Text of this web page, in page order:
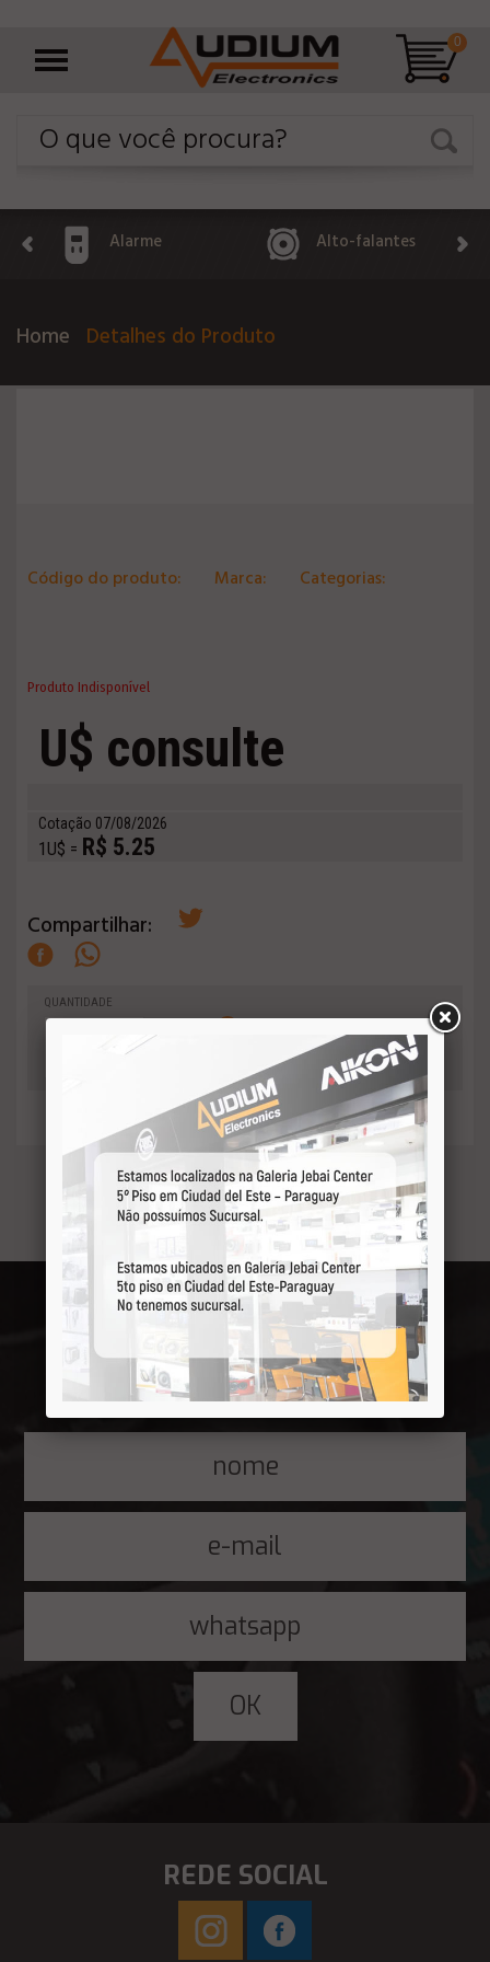
0
Alarme Alto-falantes
Home Detalhes do Produto
Código do produto: Marca: Categorias:
Produto Indisponível
U$ consulte
Cotação 07/08/2026
1U$ = R$ 5.25
Compartilhar:
QUANTIDADE
+ Adicionar
ao orçamento
Receba por primeiro
nossas ofertas
REDE SOCIAL